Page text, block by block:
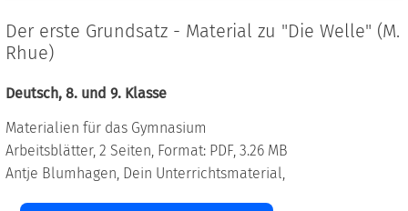
Der erste Grundsatz - Material zu "Die Welle" (M.
Rhue)
Deutsch, 8. und 9. Klasse
Materialien für das Gymnasium
Arbeitsblätter, 2 Seiten, Format: PDF, 3.26 MB
Antje Blumhagen, Dein Unterrichtsmaterial,